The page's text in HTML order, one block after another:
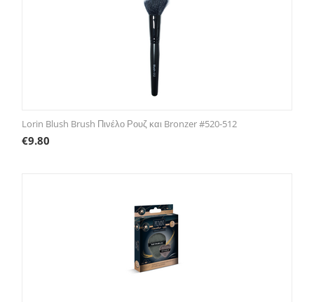
Lorin Blush Brush Πινέλο Ρουζ και Bronzer #520-512
€9.80